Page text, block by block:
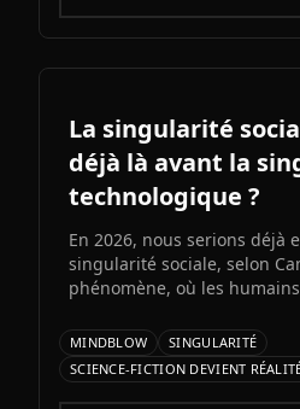
La singularité
déjà là avant la
technologique ?
En 2026, nous serions déjà
singularité sociale, selon
phénomène, où les
artificielles, précéderait la
technologique attendue pour
MINDBLOW
SINGULARITÉ
SCIENCE-FICTION DEVIENT